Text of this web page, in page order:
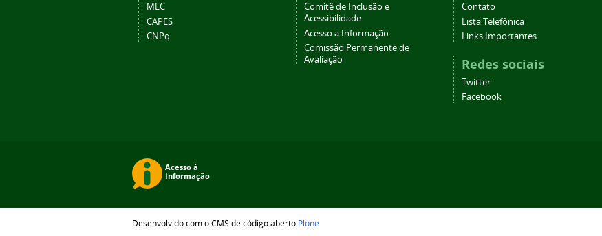
MEC
CAPES
CNPq
Comitê de Inclusão e
Acessibilidade
Acesso a Informação
Comissão Permanente de
Avaliação
Contato
Lista Telefônica
Links Importantes
Redes sociais
Twitter
Facebook
Desenvolvido com o CMS de código aberto Plone